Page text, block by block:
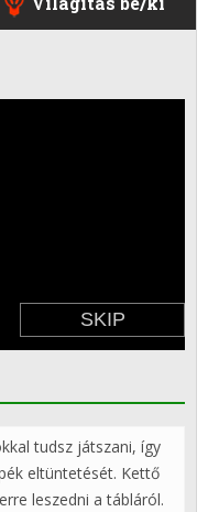
tudsz játszani, így
eltüntetését. Kettő
leszedni a tábláról.